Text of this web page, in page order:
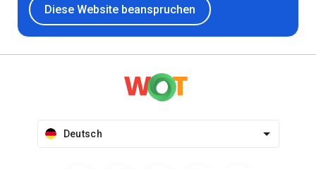
Diese Website beanspruchen
Deutsch